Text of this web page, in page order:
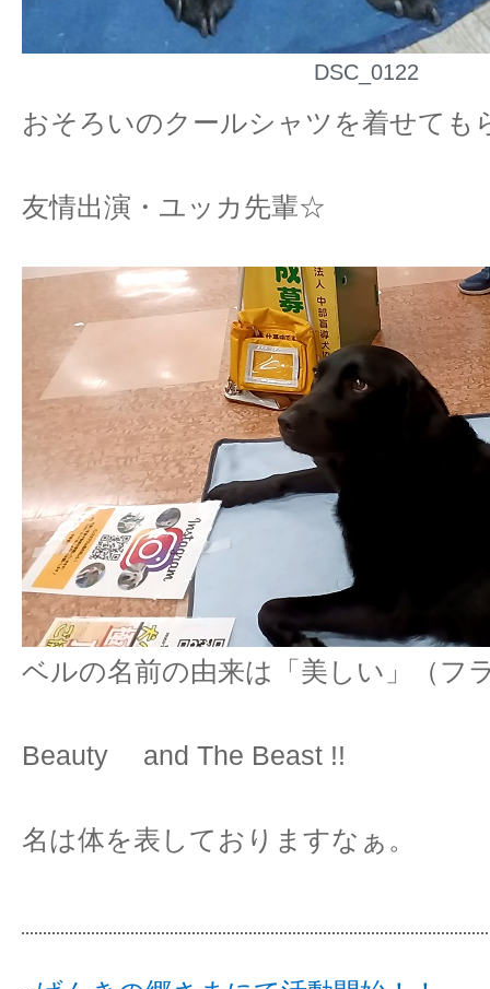
DSC_0122
おそろいのクールシャツを着せても
友情出演・ユッカ先輩☆
ベルの名前の由来は「美しい」（フ
Beauty and The Beast !!
名は体を表しておりますなぁ。